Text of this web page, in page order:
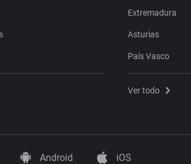
Extremadura
Asturias
País Vasco
Ver todo
Android iOS